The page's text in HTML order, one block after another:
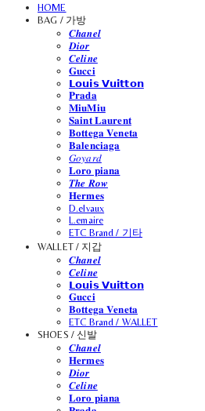
HOME
BAG / 가방
𝑪𝒉𝒂𝒏𝒆𝒍
𝑫𝒊𝒐𝒓
𝑪𝒆𝒍𝒊𝒏𝒆
𝐆𝐮𝐜𝐜𝐢
𝗟𝗼𝘂𝗶𝘀 𝗩𝘂𝗶𝘁𝘁𝗼𝗻
𝐏𝐫𝐚𝐝𝐚
𝐌𝐢𝐮𝐌𝐢𝐮
𝐒𝐚𝐢𝐧𝐭 𝐋𝐚𝐮𝐫𝐞𝐧𝐭
𝐁𝐨𝐭𝐭𝐞𝐠𝐚 𝐕𝐞𝐧𝐞𝐭𝐚
𝐁𝐚𝐥𝐞𝐧𝐜𝐢𝐚𝐠𝐚
𝐺𝑜𝑦𝑎𝑟𝑑
𝐋𝐨𝐫𝐨 𝐩𝐢𝐚𝐧𝐚
𝑻𝒉𝒆 𝑹𝒐𝒘
𝐇𝐞𝐫𝐦𝐞𝐬
D.elvaux
L.emaire
ETC Brand / 기타
WALLET / 지갑
𝑪𝒉𝒂𝒏𝒆𝒍
𝑪𝒆𝒍𝒊𝒏𝒆
𝗟𝗼𝘂𝗶𝘀 𝗩𝘂𝗶𝘁𝘁𝗼𝗻
𝐆𝐮𝐜𝐜𝐢
𝐁𝐨𝐭𝐭𝐞𝐠𝐚 𝐕𝐞𝐧𝐞𝐭𝐚
ETC Brand / WALLET
SHOES / 신발
𝑪𝒉𝒂𝒏𝒆𝒍
𝐇𝐞𝐫𝐦𝐞𝐬
𝑫𝒊𝒐𝒓
𝑪𝒆𝒍𝒊𝒏𝒆
𝐋𝐨𝐫𝐨 𝐩𝐢𝐚𝐧𝐚